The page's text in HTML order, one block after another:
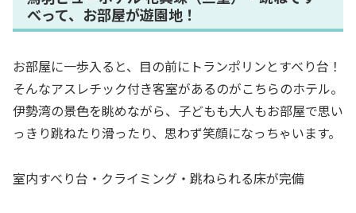
べって、お部屋が遊園地！
お部屋に一歩入ると、目の前にトランポリンとすべり台！
そんなアスレチック付き客室があるのがこちらのホテル。
伊勢湾の景色を眺めながら、子どもも大人もお部屋で思い
っきり跳ねたり滑ったり、思わず笑顔になっちゃいます。
室内すべり台・クライミング・跳ねられる床が完備